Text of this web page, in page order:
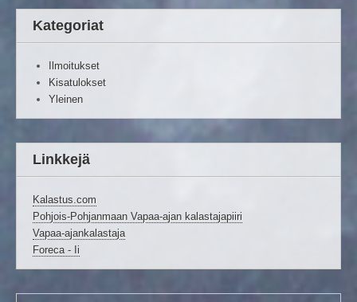
Kategoriat
Ilmoitukset
Kisatulokset
Yleinen
Linkkejä
Kalastus.com
Pohjois-Pohjanmaan Vapaa-ajan kalastajapiiri
Vapaa-ajankalastaja
Foreca - Ii